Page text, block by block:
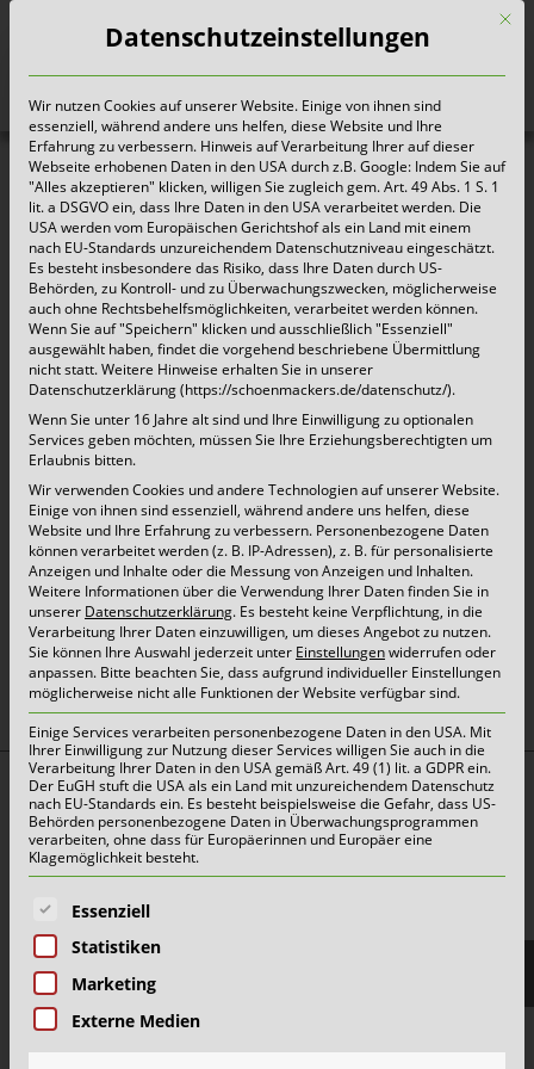
Heute für morgen sorgen
oben
Top Themen:
Abfallarten
Container & Behälter
FAQ
Jobs&Karriere
onlinePORTALE
Reklamation & Services
Mit
Datenschutzeinstellungen
Wir nutzen Cookies auf unserer Website. Einige von ihnen sind
essenziell, während andere uns helfen, diese Website und Ihre
Erfahrung zu verbessern. Hinweis auf Verarbeitung Ihrer auf dieser
Webseite erhobenen Daten in den USA durch z.B. Google: Indem Sie auf
"Alles akzeptieren" klicken, willigen Sie zugleich gem. Art. 49 Abs. 1 S. 1
lit. a DSGVO ein, dass Ihre Daten in den USA verarbeitet werden. Die
USA werden vom Europäischen Gerichtshof als ein Land mit einem
nach EU-Standards unzureichendem Datenschutzniveau eingeschätzt.
Es besteht insbesondere das Risiko, dass Ihre Daten durch US-
Behörden, zu Kontroll- und zu Überwachungszwecken, möglicherweise
auch ohne Rechtsbehelfsmöglichkeiten, verarbeitet werden können.
Wenn Sie auf "Speichern" klicken und ausschließlich "Essenziell"
ausgewählt haben, findet die vorgehend beschriebene Übermittlung
nicht statt. Weitere Hinweise erhalten Sie in unserer
Datenschutzerklärung (https://schoenmackers.de/datenschutz/).
Wenn Sie unter 16 Jahre alt sind und Ihre Einwilligung zu optionalen
Services geben möchten, müssen Sie Ihre Erziehungsberechtigten um
Erlaubnis bitten.
Wir verwenden Cookies und andere Technologien auf unserer Website.
Einige von ihnen sind essenziell, während andere uns helfen, diese
Website und Ihre Erfahrung zu verbessern. Personenbezogene Daten
können verarbeitet werden (z. B. IP-Adressen), z. B. für personalisierte
Anzeigen und Inhalte oder die Messung von Anzeigen und Inhalten.
Weitere Informationen über die Verwendung Ihrer Daten finden Sie in
unserer Datenschutzerklärung. Es besteht keine Verpflichtung, in die
Verarbeitung Ihrer Daten einzuwilligen, um dieses Angebot zu nutzen.
Sie können Ihre Auswahl jederzeit unter Einstellungenwiderrufen oder
anpassen. Bitte beachten Sie, dass aufgrund individueller Einstellungen
möglicherweise nicht alle Funktionen der Website verfügbar sind.
Einige Services verarbeiten personenbezogene Daten in den USA. Mit
Ihrer Einwilligung zur Nutzung dieser Services willigen Sie auch in die
Verarbeitung Ihrer Daten in den USA gemäß Art. 49 (1) lit. a GDPR ein.
Der EuGH stuft die USA als ein Land mit unzureichendem Datenschutz
nach EU-Standards ein. Es besteht beispielsweise die Gefahr, dass US-
Behörden personenbezogene Daten in Überwachungsprogrammen
verarbeiten, ohne dass für Europäerinnen und Europäer eine
Klagemöglichkeit besteht.
Es folgt eine Liste der Service-Gruppen, für die eine
Essenziell
Statistiken
Marketing
Externe Medien